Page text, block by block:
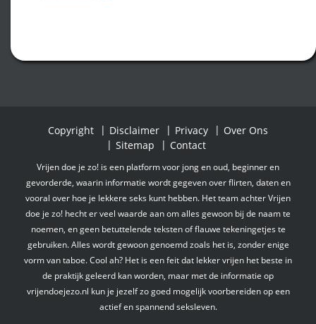
Copyright Disclaimer Privacy
Over Ons
Sitemap
Contact
Vrijen doe je zo! is een platform voor jong en oud, beginner en
gevorderde, waarin informatie wordt gegeven over flirten, daten en
vooral over hoe je lekkere seks kunt hebben. Het team achter Vrijen
doe je zo! hecht er veel waarde aan om alles gewoon bij de naam te
noemen, en geen betuttelende teksten of flauwe tekeningetjes te
gebruiken. Alles wordt gewoon genoemd zoals het is, zonder enige
vorm van taboe. Cool ah? Het is een feit dat lekker vrijen het beste in
de praktijk geleerd kan worden, maar met de informatie op
vrijendoejezo.nl kun je jezelf zo goed mogelijk voorbereiden op een
actief en spannend seksleven.